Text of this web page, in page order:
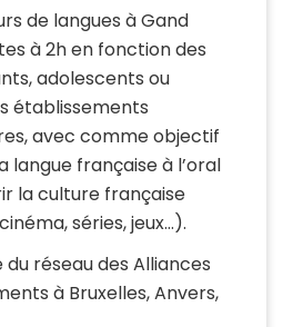
de langues à Gand
à 2h en fonction des
adolescents ou
établissements
avec comme objectif
langue française à l’oral
la culture française
séries, jeux…).
réseau des Alliances
à Bruxelles, Anvers,